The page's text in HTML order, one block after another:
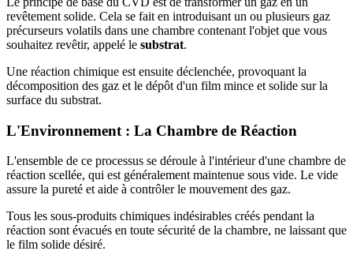
revêtement solide. Cela se fait en introduisant un ou plusieurs gaz
précurseurs volatils dans une chambre contenant l'objet que vous
souhaitez revêtir, appelé le substrat.
Une réaction chimique est ensuite déclenchée, provoquant la
décomposition des gaz et le dépôt d'un film mince et solide sur la
surface du substrat.
L'Environnement : La Chambre de Réaction
L'ensemble de ce processus se déroule à l'intérieur d'une chambre de
réaction scellée, qui est généralement maintenue sous vide. Le vide
assure la pureté et aide à contrôler le mouvement des gaz.
Tous les sous-produits chimiques indésirables créés pendant la
réaction sont évacués en toute sécurité de la chambre, ne laissant que
le film solide désiré.